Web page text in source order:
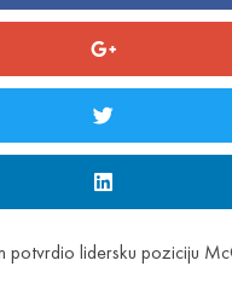
potvrdio lidersku poziciju